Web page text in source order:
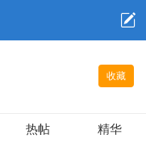
收藏
热帖 精华